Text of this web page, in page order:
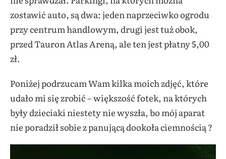
zostawić auto, są dwa: jeden naprzeciwko ogrodu
przy centrum handlowym, drugi jest tuż obok,
przed Tauron Atlas Areną, ale ten jest płatny 5,00
zł.
Poniżej podrzucam Wam kilka moich zdjęć, które
udało mi się zrobić – większość fotek, na których
były dzieciaki niestety nie wyszła, bo mój aparat
nie poradził sobie z panującą dookoła ciemnością ?